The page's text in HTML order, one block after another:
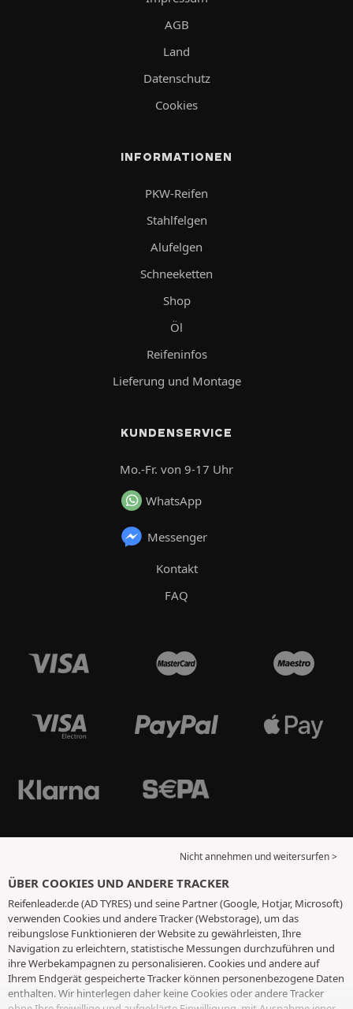
AGB
Land
Datenschutz
Cookies
INFORMATIONEN
PKW-Reifen
Stahlfelgen
Alufelgen
Schneeketten
Shop
Öl
Reifeninfos
Lieferung und Montage
KUNDENSERVICE
Mo.-Fr. von 9-17 Uhr
WhatsApp
Messenger
Kontakt
FAQ
Nicht annehmen und weitersurfen >
ÜBER COOKIES UND ANDERE TRACKER
Reifenleader.de (AD TYRES) und seine Partner (Google, Hotjar, Microsoft)
verwenden Cookies und andere Tracker (Webstorage), um das
reibungslose Funktionieren der Website zu gewährleisten, Ihre
Navigation zu erleichtern, statistische Messungen durchzuführen und
ihre Werbekampagnen zu personalisieren. Cookies und andere auf
Ihrem Endgerät gespeicherte Tracker können personenbezogene Daten
enthalten. Wir hinterlegen daher keine Cookies oder andere Tracker